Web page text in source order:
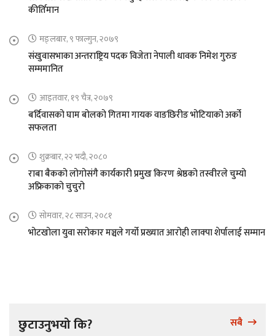
कीर्तिमान
मङ्लबार, ९ फाल्गुन, २०७९
संखुवासभाका अन्तराष्ट्रिय पदक विजेता नेपाली धावक निमेश गुरुङ
सम्ममानित
आइतवार, १९ चैत्र, २०७९
बर्दिवासको घाम बोलको गितमा गायक वाङछिरीङ भोटियाको अर्को
सफलता
शुक्रबार, २२ भदौ, २०८०
राबा बैकको लोगोसंगै कार्यकारी प्रमुख किरण श्रेष्ठको तस्वीरले चुम्यो
अफ्रिकाको चुचुरो
सोमवार, २८ साउन, २०८१
भोटखोला युवा सरोकार मञ्चले गर्यो प्रख्यात आरोही लाक्पा शेर्पालाई सम्मान
छुटाउनुभयो कि? सबै